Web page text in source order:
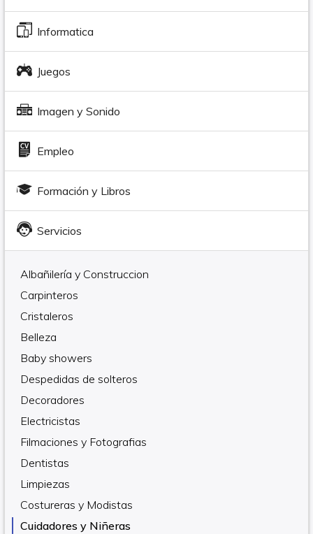
Informatica
Juegos
Imagen y Sonido
Empleo
Formación y Libros
Servicios
Albañilería y Construccion
Carpinteros
Cristaleros
Belleza
Baby showers
Despedidas de solteros
Decoradores
Electricistas
Filmaciones y Fotografias
Dentistas
Limpiezas
Costureras y Modistas
Cuidadores y Niñeras